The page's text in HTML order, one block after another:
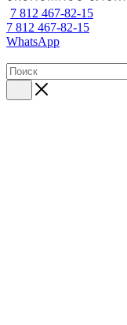
7 812 467-82-15
7 812 467-82-15
WhatsApp